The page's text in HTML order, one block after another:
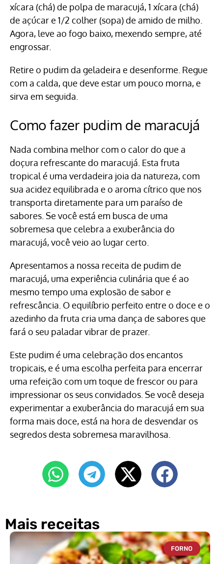
xícara (chá) de polpa de maracujá, 1 xícara (chá)
de açúcar e 1/2 colher (sopa) de amido de milho.
Agora, leve ao fogo baixo, mexendo sempre, até
engrossar.
Retire o pudim da geladeira e desenforme. Regue
com a calda, que deve estar um pouco morna, e
sirva em seguida.
Como fazer pudim de maracujá
Nada combina melhor com o calor do que a
doçura refrescante do maracujá. Esta fruta
tropical é uma verdadeira joia da natureza, com
sua acidez equilibrada e o aroma cítrico que nos
transporta diretamente para um paraíso de
sabores. Se você está em busca de uma
sobremesa que celebra a exuberância do
maracujá, você veio ao lugar certo.
Apresentamos a nossa receita de pudim de
maracujá, uma experiência culinária que é ao
mesmo tempo uma explosão de sabor e
refrescância. O equilíbrio perfeito entre o doce e o
azedinho da fruta cria uma dança de sabores que
fará o seu paladar vibrar de prazer.
Este pudim é uma celebração dos encantos
tropicais, e é uma escolha perfeita para encerrar
uma refeição com um toque de frescor ou para
impressionar os seus convidados. Se você deseja
experimentar a exuberância do maracujá em sua
forma mais doce, está na hora de desvendar os
segredos desta sobremesa maravilhosa.
Mais receitas
FORNO